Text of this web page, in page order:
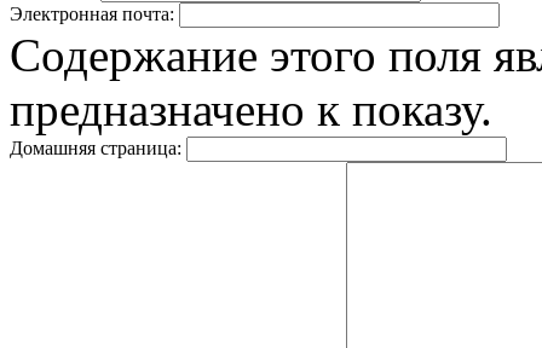
Электронная почта:
Содержание этого поля
предназначено к показу.
Домашняя страница: